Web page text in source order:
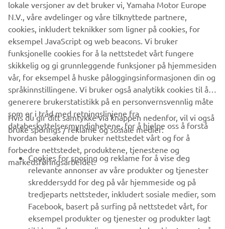
2. Study of the driving
environment working toward rollout of low-speed
autonomous driving vehicles
VIRKSOMHET
B2B
UTFORSK YAMAHA
FAQ & SUPPORT
lokale versjoner av det bruker vi, Yamaha Motor Europe
N.V., våre avdelinger og våre tilknyttede partnere,
cookies, inkludert teknikker som ligner på cookies, for
eksempel JavaScript og web beacons. Vi bruker
funksjonelle cookies for å la nettstedet vårt fungere
skikkelig og gi grunnleggende funksjoner på hjemmesiden
vår, for eksempel å huske påloggingsinformasjonen din og
språkinnstillingene. Vi bruker også analytikk cookies til å
generere brukerstatistikk på en personvernsvennlig måte
som er i tråd med retningslinjene fra
databeskyttelsesmyndighetene, for å hjelpe oss å forstå
hvordan besøkende bruker nettstedet vårt og for å
forbedre nettstedet, produktene, tjenestene og
markedsføringsarbeidet.
Hvis du gir ditt samtykke via knappen nedenfor, vil vi også
bruke sporings / reklame og sosiale medier:
Cookies for sporing og reklame for å vise deg
relevante annonser av våre produkter og tjenester
skreddersydd for deg på vår hjemmeside og på
tredjeparts nettsteder, inkludert sosiale medier, som
Facebook, basert på surfing på nettstedet vårt, for
eksempel produkter og tjenester og produkter lagt